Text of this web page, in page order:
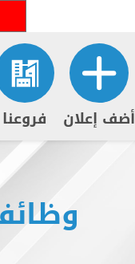
أضف إعلان فروعنا